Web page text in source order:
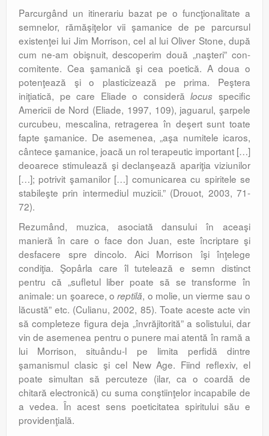
Parcurgând un itinerariu bazat pe o func­ţionalitate a
semnelor, rămăşiţelor vii şama­nice de pe parcursul
existenţei lui Jim Mor­ri­son, cel al lui Oliver Stone, după
cum ne-am obişnuit, descoperim două „naşteri” con­
comitente. Cea şamanică şi cea poetică. A doua o
potenţează şi o plasticizează pe pri­ma. Peştera
iniţiatică, pe care Eliade o considerălocus specific
Americii de Nord (Eliade, 1997, 109), jaguarul, şarpele
curcubeu, mescalina, retragerea în deşert sunt toate
fapte şamanice. De asemenea, „aşa numitele icaros,
cântece şamanice, joacă un rol terapeutic important […]
deoa­rece stimulează şi declanşează apariţia vizi­unilor
[…]; potrivit şamanilor […] comu­ni­carea cu spiritele se
stabileşte prin inter­mediul muzicii.” (Drouot, 2003, 71-
72).
Rezumând, muzica, asociată dansului în aceaşi
manieră în care o face don Juan, este încriptare şi
desfacere spre dincolo. Aici Morrison îşi înţelege
condiţia. Şopârla care îl tutelează e semn distinct
pentru că „sufle­tul liber poate să se transforme în
animale: un şoarece, oreptilă, o molie, un vierme sau o
lăcustă” etc. (Culianu, 2002, 85). Toate aceste acte vin
să completeze figura deja „învrăjitorită” a solistului, dar
vin de aseme­nea pentru o punere mai atentă în ramă a
lui Morrison, situându-l pe limita perfidă dintre
şamanismul clasic şi cel New Age. Fiind reflexiv, el
poate simultan să percuteze (ilar, ca o coardă de
chitară electronică) cu suma conştiinţelor incapabile de
a vedea. În acest sens poeticitatea spiritului său e
providenţială.